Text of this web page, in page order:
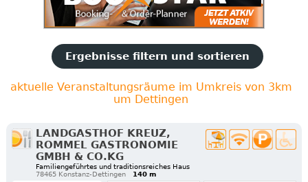
Ergebnisse filtern und sortieren
aktuelle Veranstaltungsräume im Umkreis von 3km
um Dettingen
LANDGASTHOF KREUZ,
ROMMEL GASTRONOMIE
GMBH & CO.KG
Familiengeführtes und traditionsreiches Haus
78465 Konstanz-Dettingen
140 m